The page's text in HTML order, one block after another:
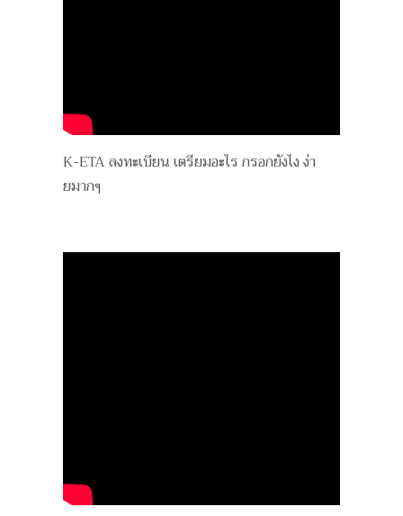
K-ETA ลงทะเบียน เตรียมอะไร กรอกยังไง ง่า
ยมากๆ